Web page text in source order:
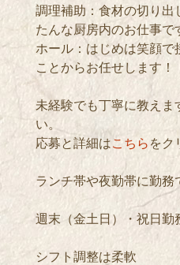
調理補助：食材の切り出
たんな厨房内のお仕事で
ホール：はじめは笑顔で
ことからお任せします！
未経験でも丁寧に教えま
い。
応募と詳細はこちら をク
ランチ帯や夜勤帯に勤務
週末（金土日）・祝日勤
シフト調整は柔軟